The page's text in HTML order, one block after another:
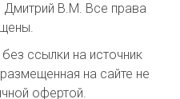
Дмитрий В.М. Все права
ссылки на источник
на сайте не
офертой.